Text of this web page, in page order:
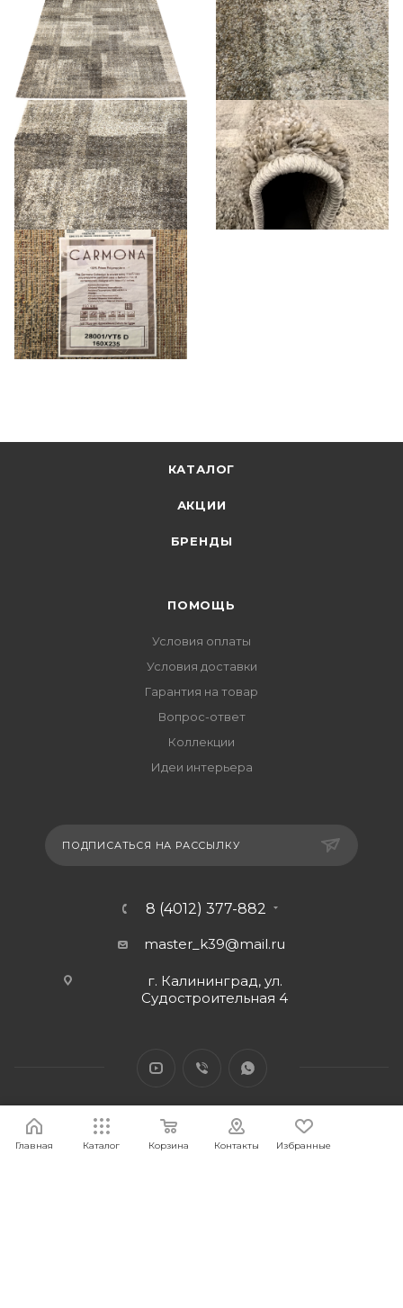
КАТАЛОГ
АКЦИИ
БРЕНДЫ
ПОМОЩЬ
Условия оплаты
Условия доставки
Гарантия на товар
Вопрос-ответ
Коллекции
Идеи интерьера
ПОДПИСАТЬСЯ НА РАССЫЛКУ
8 (4012) 377-882
master_k39@mail.ru
г. Калининград, ул.
Судостроительная 4
Главная Каталог Корзина Контакты Избранные